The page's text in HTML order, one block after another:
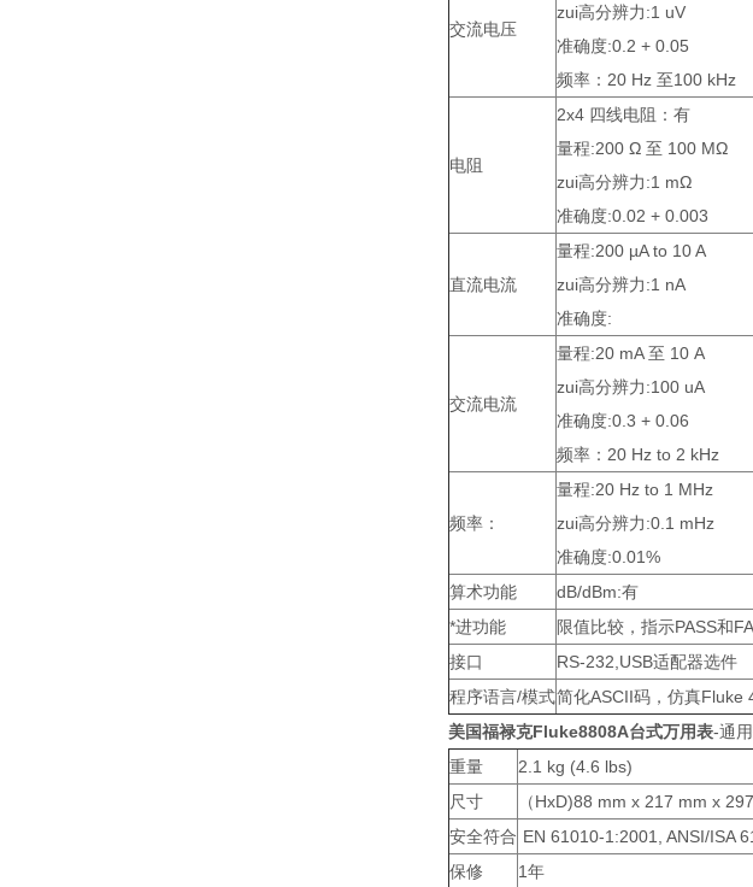
交流电压
zui高分辨力:1 uV
准确度:0.2 + 0.05
频率：20 Hz 至100 kHz
电阻
2x4 四线电阻：有
量程:200 Ω 至 100 MΩ
zui高分辨力:1 mΩ
准确度:0.02 + 0.003
直流电流
量程:200 µA to 10 A
zui高分辨力:1 nA
准确度:
交流电流
量程:20 mA 至 10 A
zui高分辨力:100 uA
准确度:0.3 + 0.06
频率：20 Hz to 2 kHz
频率：
量程:20 Hz to 1 MHz
zui高分辨力:0.1 mHz
准确度:0.01%
算术功能
dB/dBm:有
*进功能
限值比较，指示PASS和
接口
RS-232,USB适配器选件
程序语言/模式简化ASCII码，仿真Fluke
美国福禄克Fluke8808A台式万用表-通
重量
2.1 kg (4.6 lbs)
尺寸
（HxD)88 mm x 217 mm x
安全符合 EN 61010-1:2001, ANSI/ISA
保修
1年